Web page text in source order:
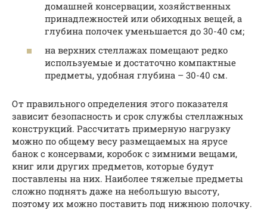
домашней консервации, хозяйственных
принадлежностей или обиходных вещей, а
глубина полочек уменьшается до 30-40 см;
на верхних стеллажах помещают редко
используемые и достаточно компактные
предметы, удобная глубина – 30-40 см.
От правильного определения этого показателя
зависит безопасность и срок службы стеллажных
конструкций. Рассчитать примерную нагрузку
можно по общему весу размещаемых на ярусе
банок с консервами, коробок с зимними вещами,
книг или других предметов, которые будут
поставлены на них. Наиболее тяжелые предметы
сложно поднять даже на небольшую высоту,
поэтому их можно поставить под нижнюю полочку.